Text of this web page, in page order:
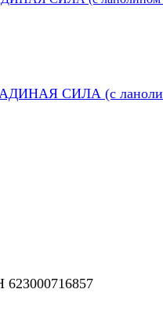
СИЛА (с